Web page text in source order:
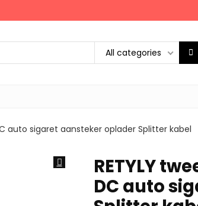
All categories
auto sigaret aansteker oplader Splitter kabel
RETYLY
DC auto